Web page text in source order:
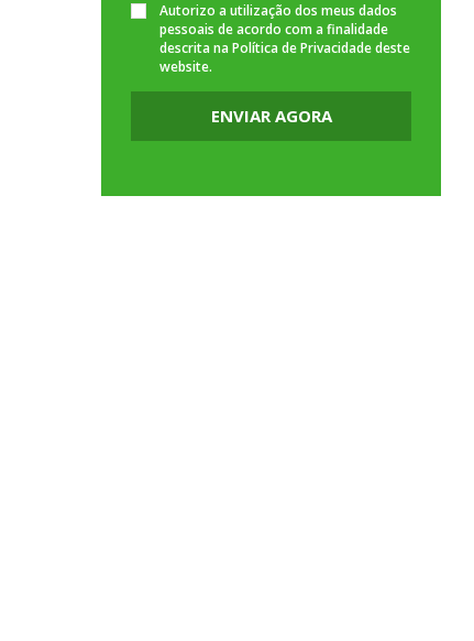
Autorizo a utilização dos meus dados
pessoais de acordo com a finalidade
descrita na Política de Privacidadedeste
website.
ENVIAR AGORA